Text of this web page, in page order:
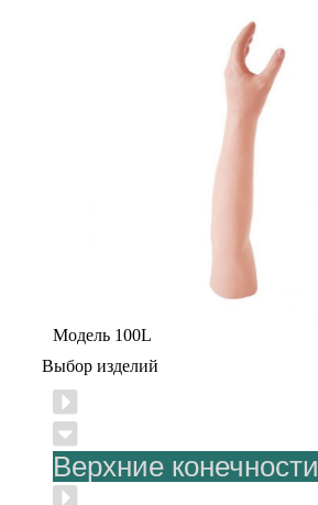
Модель 100L
Выбор изделий
Верхние конечности